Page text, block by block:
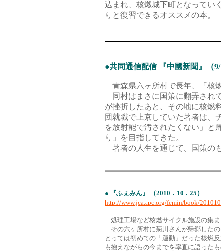
込まれ、核燃城下町となってい
りと復習できるオススメの本。
●共同通信配信 『中國新聞』（
青森県六ヶ所村で長年、「核
同村はまさに国策に翻弄され
が挫折したあと、その地に核燃
団就職で上京していた著者は、
を放射能で汚されたくない」と
り」を目指してきた。
著者の人生を通じて、国策の
● 『ふぇみん』 （2010．10．25）
http://www.jca.apc.org/femin/book/
処理工場など核燃サイクル施設の集
その六ヶ所村に菊川さんが帰郷した
とっては初めての「運動」だった核燃
も抱えながらの今までを率直に語った